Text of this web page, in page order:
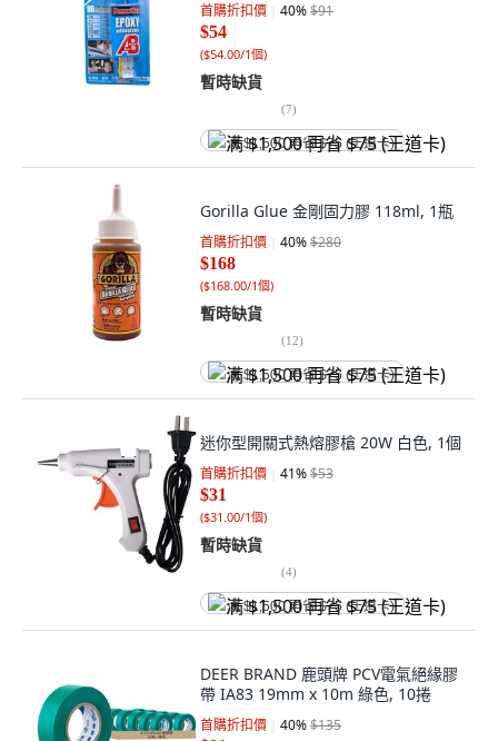
首購折扣價 40%$91
$54
($54.00/1個)
暫時缺貨
(7)
满 $1,500 再省 $75 (王道卡)
Gorilla Glue 金剛固力膠 118ml, 1瓶
首購折扣價 40%$280
$168
($168.00/1個)
暫時缺貨
(12)
满 $1,500 再省 $75 (王道卡)
迷你型開關式熱熔膠槍 20W 白色, 1個
首購折扣價 41%$53
$31
($31.00/1個)
暫時缺貨
(4)
满 $1,500 再省 $75 (王道卡)
DEER BRAND 鹿頭牌 PCV電氣絕緣膠
帶 IA83 19mm x 10m 綠色, 10捲
首購折扣價 40%$135